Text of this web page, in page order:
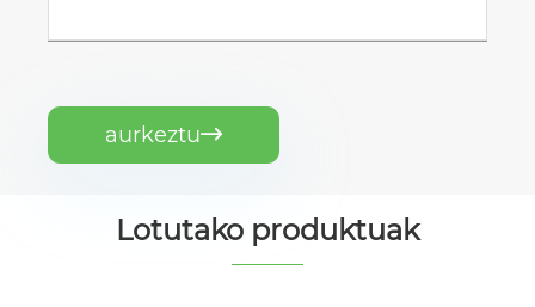
aurkeztu
Lotutako produktuak